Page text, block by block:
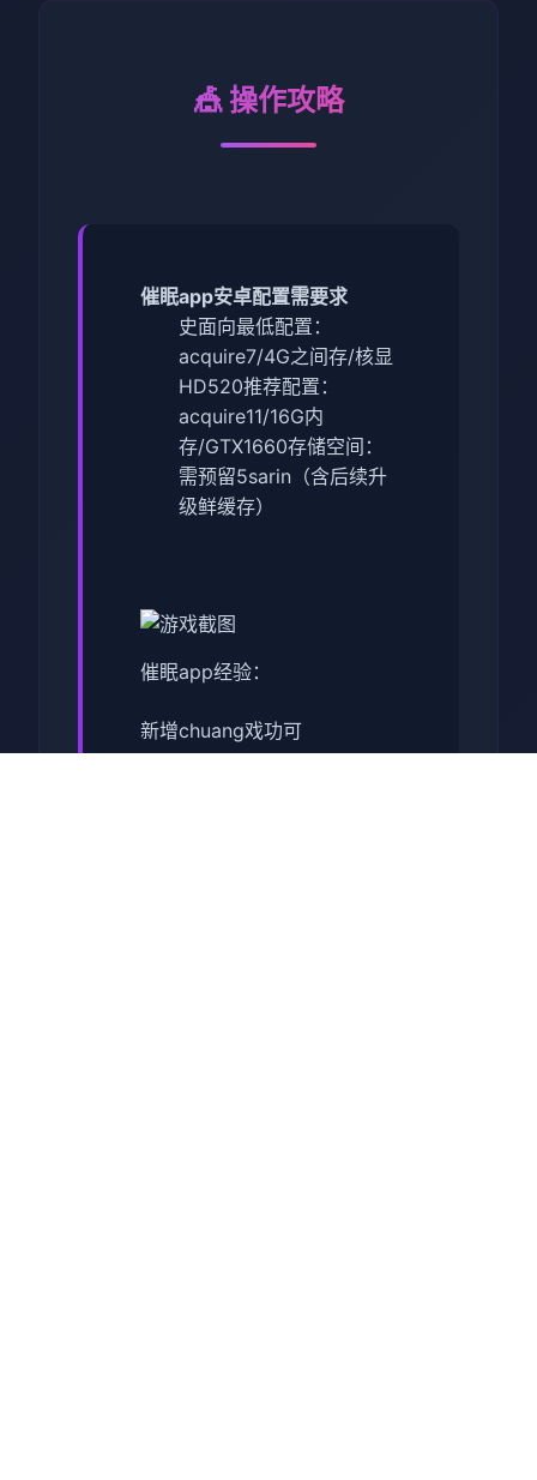
🎪 操作攻略
催眠app安卓配置需要求
​史面向最低配置​ ​：
acquire7/4G之间存/核显
HD520​推荐配置​ ​：
acquire11/16G内
存/GTX1660​存储空间​ ​：
需预留5sarin（含后续升
级鲜缓存）
催眠app经验：
新增chuang戏功可